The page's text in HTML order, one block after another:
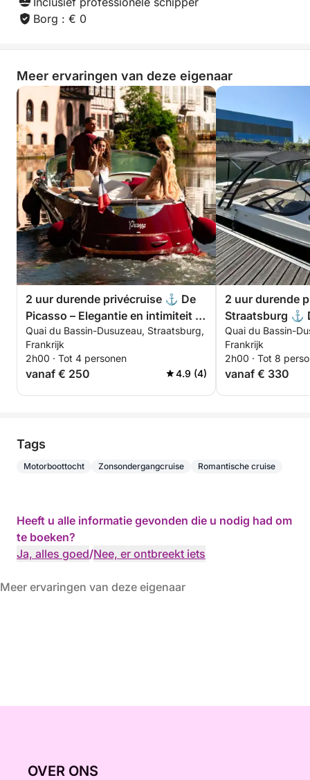
🍷 U mag uw eigen drankjes meenemen
⸻
⏰ Duur & schema
• Duur: 2 uur
• Schema: meestal 20:00 – 22:00 uur (onder
voorbehoud van wijzigingen afhankelijk van het
seizoen)
Borg : € 0
Meer ervaringen van deze eigenaar
2 uur durende privécruise ⚓ De
Picasso – Elegantie en intimiteit in
Straatsburg
Quai du Bassin-Dusuzeau, Straatsburg,
Frankrijk
2h00 · Tot 4 personen
vanaf € 250 4.9 (4)
2 uur durende
Straatsburg ⚓
Premium
Quai du Bassin-
Frankrijk
2h00 · Tot 8
vanaf € 330
Tags
Motorboottocht Zonsondergangcruise Romantische cruise
Heeft u alle informatie gevonden die u nodig had om
te boeken?
Ja, alles goed/Nee, er ontbreekt iets
Meer ervaringen van deze eigenaar
OVER ONS